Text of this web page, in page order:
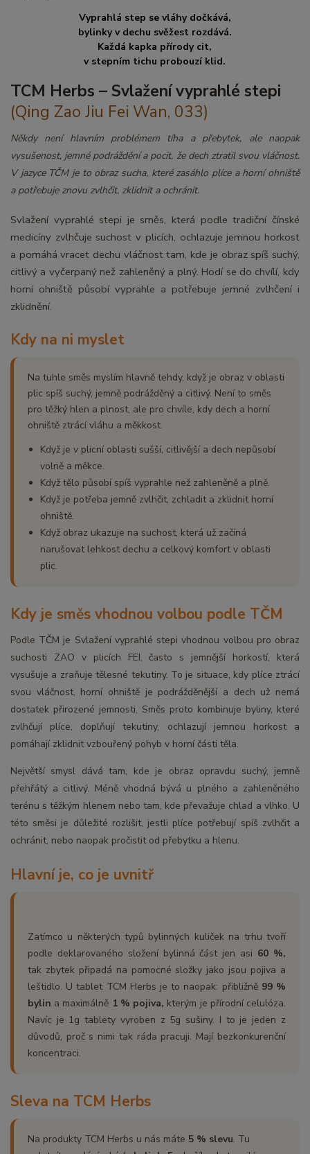
Vyprahlá step se vláhy dočkává,
bylinky v dechu svěžest rozdává.
Každá kapka přírody cit,
v stepním tichu probouzí klid.
TCM Herbs – Svlažení vyprahlé stepi
(Qing Zao Jiu Fei Wan, 033)
Někdy není hlavním problémem tíha a přebytek, ale naopak
vysušenost, jemné podráždění a pocit, že dech ztratil svou vláčnost.
V jazyce TČM je to obraz sucha, které zasáhlo plíce a horní ohniště
a potřebuje znovu zvlhčit, zklidnit a ochránit.
Svlažení vyprahlé stepi je směs, která podle tradiční čínské
medicíny zvlhčuje suchost v plicích, ochlazuje jemnou horkost
a pomáhá vracet dechu vláčnost tam, kde je obraz spíš suchý,
citlivý a vyčerpaný než zahleněný a plný. Hodí se do chvílí, kdy
horní ohniště působí vyprahle a potřebuje jemné zvlhčení i
zklidnění.
Kdy na ni myslet
Na tuhle směs myslím hlavně tehdy, když je obraz v oblasti
plic spíš suchý, jemně podrážděný a citlivý. Není to směs
pro těžký hlen a plnost, ale pro chvíle, kdy dech a horní
ohniště ztrácí vláhu a měkkost.
Když je v plicní oblasti sušší, citlivější a dech nepůsobí
volně a měkce.
Když tělo působí spíš vyprahle než zahleněně a plně.
Když je potřeba jemně zvlhčit, zchladit a zklidnit horní
ohniště.
Když obraz ukazuje na suchost, která už začíná
narušovat lehkost dechu a celkový komfort v oblasti
plic.
Kdy je směs vhodnou volbou podle TČM
Podle TČM je Svlažení vyprahlé stepi vhodnou volbou pro obraz
suchosti ZAO v plicích FEI, často s jemnější horkostí, která
vysušuje a zraňuje tělesné tekutiny. To je situace, kdy plíce ztrácí
svou vláčnost, horní ohniště je podrážděnější a dech už nemá
dostatek přirozené jemnosti. Směs proto kombinuje byliny, které
zvlhčují plíce, doplňují tekutiny, ochlazují jemnou horkost a
pomáhají zklidnit vzbouřený pohyb v horní části těla.
Největší smysl dává tam, kde je obraz opravdu suchý, jemně
přehřátý a citlivý. Méně vhodná bývá u plného a zahleněného
terénu s těžkým hlenem nebo tam, kde převažuje chlad a vlhko. U
této směsi je důležité rozlišit, jestli plíce potřebují spíš zvlhčit a
ochránit, nebo naopak pročistit od přebytku a hlenu.
Hlavní je, co je uvnitř
Zatímco u některých typů bylinných kuliček na trhu tvoří
podle deklarovaného složení bylinná část jen asi 60 %,
tak zbytek připadá na pomocné složky jako jsou pojiva a
leštidlo. U tablet TCM Herbs je to naopak: přibližně 99 %
bylin a maximálně 1 % pojiva, kterým je přírodní celulóza.
Navíc je 1g tablety vyroben z 5g sušiny. I to je jeden z
důvodů, proč s nimi tak ráda pracuji. Mají bezkonkurenční
koncentraci.
Sleva na TCM Herbs
Na produkty TCM Herbs u nás máte 5 % slevu. Tu